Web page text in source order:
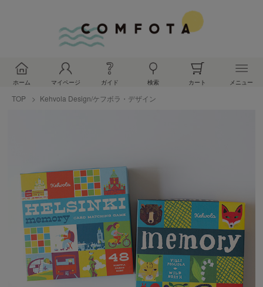
ホーム マイページ ガイド 検索 カート メニュー
TOP Kehvola Design/ケフボラ・デザイン